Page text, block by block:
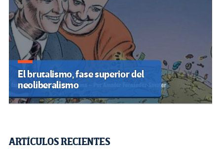
El brutalismo, fase superior del
neoliberalismo
ARTÍCULOS RECIENTES